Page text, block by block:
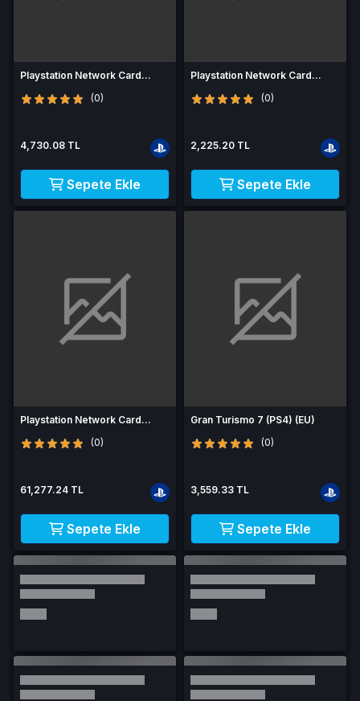
Playstation Network Card
(0)
4,730.08 TL
Sepete Ekle
Playstation Network Card
(0)
2,225.20 TL
Sepete Ekle
Playstation Network Card
(PSN) 120 EUR (Greece)
(0)
61,277.24 TL
Sepete Ekle
Gran Turismo 7 (PS4) (EU)
(0)
3,559.33 TL
Sepete Ekle